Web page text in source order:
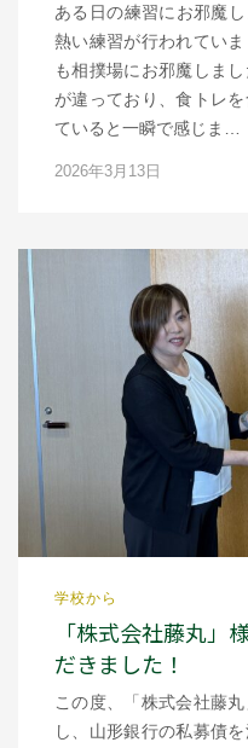
ある日の練習にお邪魔
熱い練習が行われてい
も相撲場にお邪魔しま
が違っており、食トレ
ていると一瞬で感じま…
2026年3月13日
学校から
「株式会社藤丸」
だきました！
この度、「株式会社藤
し、山形銀行の私募債